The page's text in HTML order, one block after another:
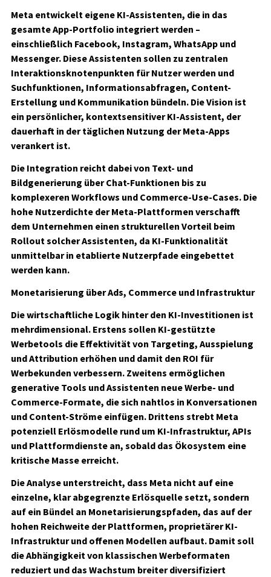
Meta entwickelt eigene KI-Assistenten, die in das
gesamte App-Portfolio integriert werden –
einschließlich Facebook, Instagram, WhatsApp und
Messenger. Diese Assistenten sollen zu zentralen
Interaktionsknotenpunkten für Nutzer werden und
Suchfunktionen, Informationsabfragen, Content-
Erstellung und Kommunikation bündeln. Die Vision ist
ein persönlicher, kontextsensitiver KI-Assistent, der
dauerhaft in der täglichen Nutzung der Meta-Apps
verankert ist.
Die Integration reicht dabei von Text- und
Bildgenerierung über Chat-Funktionen bis zu
komplexeren Workflows und Commerce-Use-Cases. Die
hohe Nutzerdichte der Meta-Plattformen verschafft
dem Unternehmen einen strukturellen Vorteil beim
Rollout solcher Assistenten, da KI-Funktionalität
unmittelbar in etablierte Nutzerpfade eingebettet
werden kann.
Monetarisierung über Ads, Commerce und Infrastruktur
Die wirtschaftliche Logik hinter den KI-Investitionen ist
mehrdimensional. Erstens sollen KI-gestützte
Werbetools die Effektivität von Targeting, Ausspielung
und Attribution erhöhen und damit den ROI für
Werbekunden verbessern. Zweitens ermöglichen
generative Tools und Assistenten neue Werbe- und
Commerce-Formate, die sich nahtlos in Konversationen
und Content-Ströme einfügen. Drittens strebt Meta
potenziell Erlösmodelle rund um KI-Infrastruktur, APIs
und Plattformdienste an, sobald das Ökosystem eine
kritische Masse erreicht.
Die Analyse unterstreicht, dass Meta nicht auf eine
einzelne, klar abgegrenzte Erlösquelle setzt, sondern
auf ein Bündel an Monetarisierungspfaden, das auf der
hohen Reichweite der Plattformen, proprietärer KI-
Infrastruktur und offenen Modellen aufbaut. Damit soll
die Abhängigkeit von klassischen Werbeformaten
reduziert und das Wachstum breiter diversifiziert